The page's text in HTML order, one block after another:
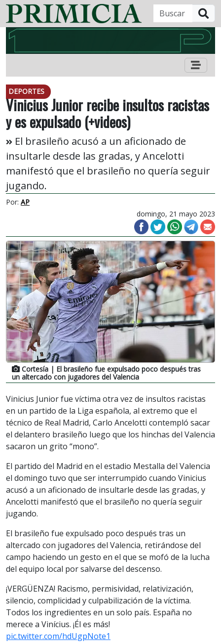
DEPORTES
Vinicius Junior recibe insultos racistas
y es expulsado (+videos)
El brasileño acusó a un aficionado de
insultarle desde las gradas, y Ancelotti
manifestó que el brasileño no quería seguir
jugando.
Por: AP
domingo, 21 mayo 2023
Cortesía | El brasileño fue expulsado poco después tras
un altercado con jugadores del Valencia
Vinicius Junior fue víctima otra vez de insultos racistas
en un partido de la Liga española, al extremo que el
técnico de Real Madrid, Carlo Ancelotti contempló sacar
el delantero brasileño luego que los hinchas del Valencia
sacaron un grito “mono”.
El partido del Madrid en el estadio Mestalla del Valencia
el domingo tuvo que ser interrumpido cuando Vinicius
acusó a un aficionado de insultarle desde las gradas, y
Ancelotti manifestó que el brasileño no quería seguir
jugando.
El brasileño fue expulsado poco después tras un
altercado con jugadores del Valencia, retirándose del
campo haciendo un gesto en el que se mofó de la lucha
del equipo local por salvarse del descenso.
¡VERGÜENZA! Racismo, permisividad, relativización,
silencio, complicidad y culpabilización de la víctima.
Todos los ingredientes en un solo país. España no
merece a Vinícius. ¡Él es más!
pic.twitter.com/hdUgpNote1